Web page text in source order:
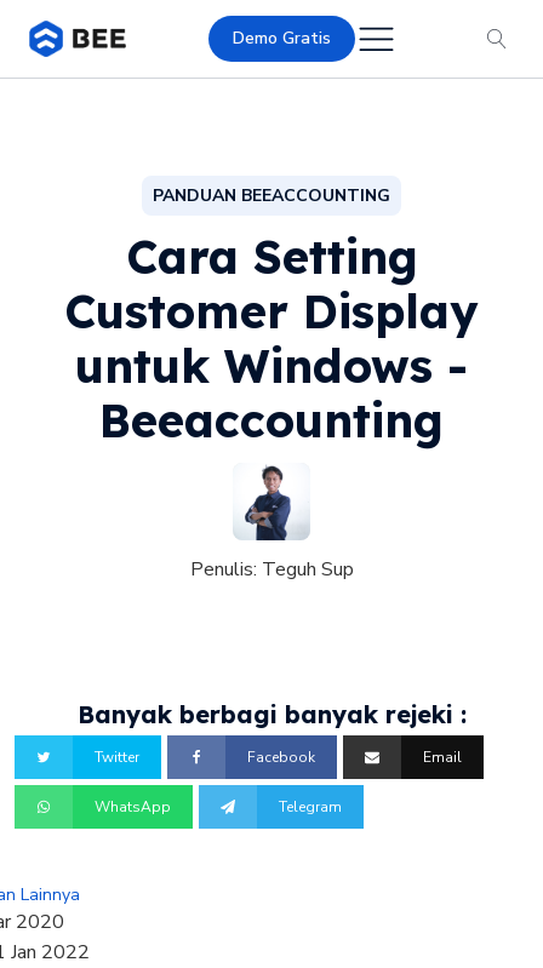
Demo Gratis
PANDUAN BEEACCOUNTING
Cara Setting
Customer Display
untuk Windows -
Beeaccounting
Penulis: Teguh Sup
Banyak berbagi banyak rejeki :
Twitter Facebook Email
WhatsApp Telegram
Lainnya
2020
Jan 2022